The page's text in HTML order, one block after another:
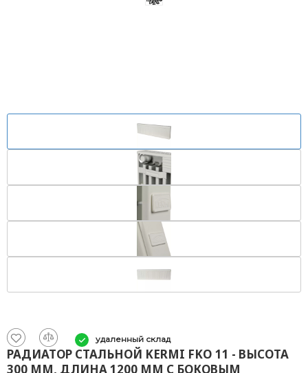
удаленный склад
РАДИАТОР СТАЛЬНОЙ KERMI FKO 11 - ВЫСОТА
300 ММ, ДЛИНА 1200 ММ С БОКОВЫМ